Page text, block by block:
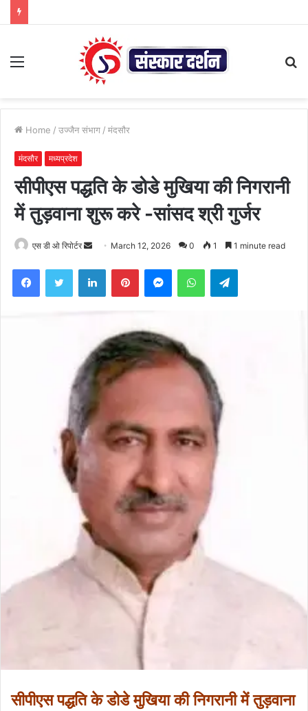
Menu
Home / उज्जैन संभाग / मंदसौर
मंदसौर मध्यप्रदेश
सीपीएस पद्धति के डोडे मुखिया की निगरानी
में तुड़वाना शुरू करे -सांसद श्री गुर्जर
एस डी ओ रिपोर्टर
Send March 12, 2026 0 1 1 minute read
FacebookTwitter LinkedInPinterestMessengerWhatsAppTelegram
सीपीएस पद्धति के डोडे मुखिया की निगरानी में तुड़वाना